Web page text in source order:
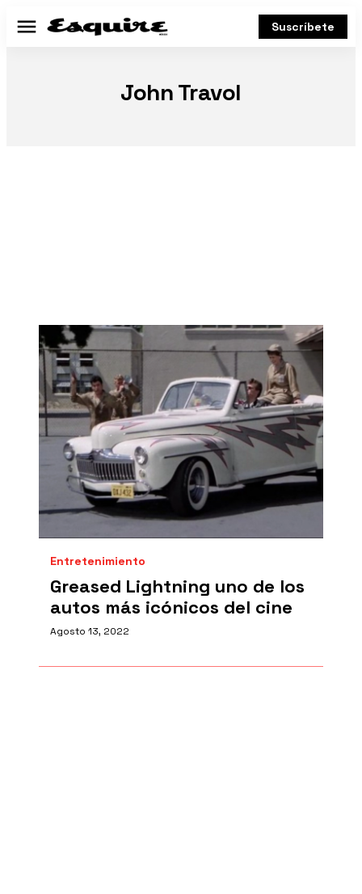
Menú Suscríbete
John Travol
Entretenimiento
Greased Lightning uno de los
autos más icónicos del cine
Agosto 13, 2022